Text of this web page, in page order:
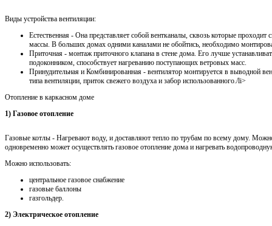
Виды устройства вентиляции:
Естественная - Она представляет собой вентканалы, сквозь которые
массы. В больших домах одними каналами не обойтись, необходимо
Приточная - монтаж приточного клапана в стене дома. Его лучше
подоконником, способствует нагреванию поступающих ветровых масс.
Принудительная и Комбинированная - вентилятор монтируется в выводной
типа вентиляции, приток свежего воздуха и забор использованного./li>
Отопление в каркасном доме
1) Газовое отопление
Газовые котлы - Нагревают воду, и доставляют тепло по трубам по всему дому.
одновременно может осуществлять газовое отопление дома и нагревать
Можно использовать:
центральное газовое снабжение
газовые баллоны
газгольдер.
2) Электрическое отопление